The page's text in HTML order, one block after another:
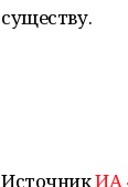
существу.
ИсточникИА